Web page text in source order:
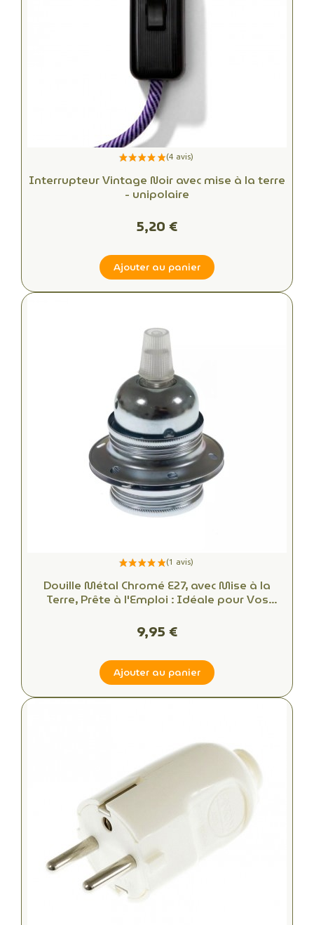
Interrupteur Vintage Noir avec mise à la terre
- unipolaire
5,20 €
Ajouter au panier
Douille Métal Chromé E27, avec Mise à la
Terre, Prête à l'Emploi : Idéale pour Vos
9,95 €
Ajouter au panier